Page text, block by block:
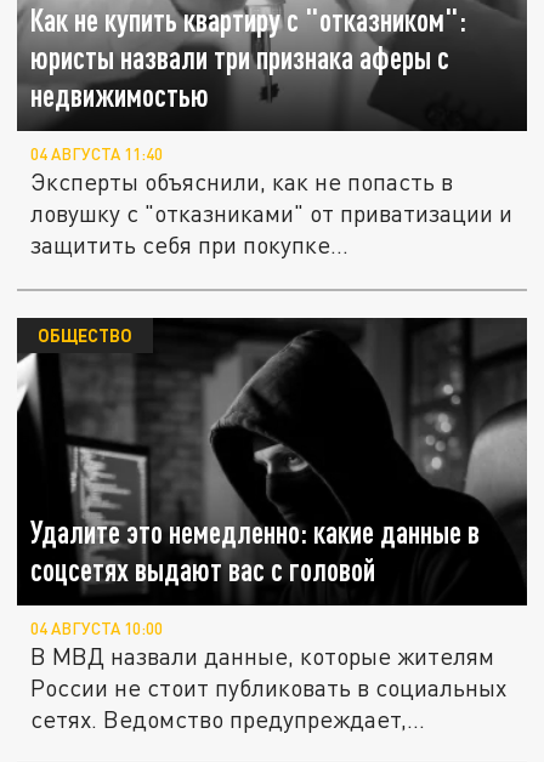
Как не купить квартиру с "отказником":
юристы назвали три признака аферы с
недвижимостью
04 АВГУСТА 11:40
Эксперты объяснили, как не попасть в
ловушку с "отказниками" от приватизации и
защитить себя при покупке...
Удалите это немедленно: какие данные в
соцсетях выдают вас с головой
ОБЩЕСТВО
04 АВГУСТА 10:00
В МВД назвали данные, которые жителям
России не стоит публиковать в социальных
сетях. Ведомство предупреждает,...